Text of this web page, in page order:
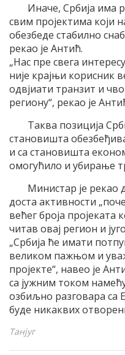
Иначе, Србија има
свим пројектима који
обезбеде стабилно
рекао је Антић.
„Нас пре свега
није крајњи корисник
одвјиати транзит и
региону“, рекао је
Таква позиција
становишта
и са становишта
омогућило и убирање
Министар је рекао
доста активности
већег броја пројеката
читав овај регион и
„Србија ће имати
великом пажњом и
пројекте“, навео је
са јужним током
озбиљно разговара са
буде никаквих
Танјуг